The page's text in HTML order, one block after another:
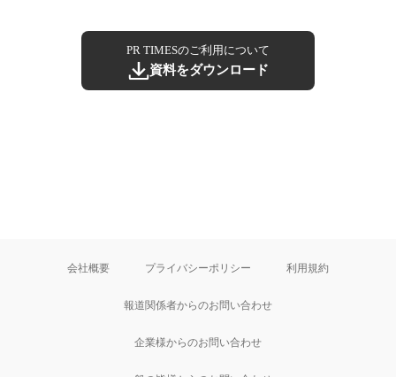
PR TIMESのご利用について
資料をダウンロード
会社概要 プライバシーポリシー 利用規約
報道関係者からのお問い合わせ
企業様からのお問い合わせ